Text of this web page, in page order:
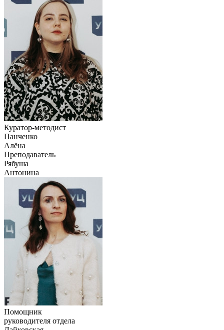
Куратор-методист
Панченко
Алёна
Преподаватель
Рябуша
Антонина
Помощник
руководителя отдела